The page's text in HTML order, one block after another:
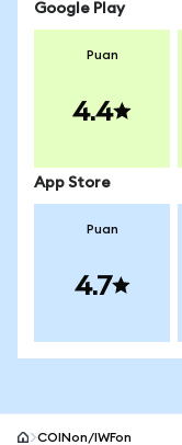
Google Play
Puan
4.4
App Store
Puan
4.7
COINon/IWFon